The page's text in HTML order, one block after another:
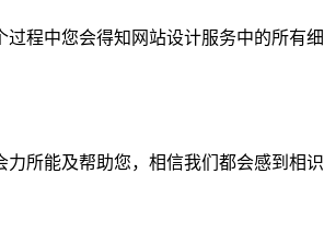
程中您会得知网站设计服务中的所有
所能及帮助您，相信我们都会感到相